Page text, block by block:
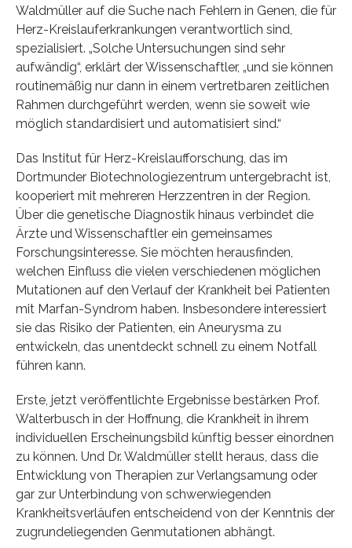
Waldmüller auf die Suche nach Fehlern in Genen, die für
Herz-Kreislauferkrankungen verantwortlich sind,
spezialisiert. „Solche Untersuchungen sind sehr
aufwändig“, erklärt der Wissenschaftler, „und sie können
routinemäßig nur dann in einem vertretbaren zeitlichen
Rahmen durchgeführt werden, wenn sie soweit wie
möglich standardisiert und automatisiert sind.“
Das Institut für Herz-Kreislaufforschung, das im
Dortmunder Biotechnologiezentrum untergebracht ist,
kooperiert mit mehreren Herzzentren in der Region.
Über die genetische Diagnostik hinaus verbindet die
Ärzte und Wissenschaftler ein gemeinsames
Forschungsinteresse. Sie möchten herausfinden,
welchen Einfluss die vielen verschiedenen möglichen
Mutationen auf den Verlauf der Krankheit bei Patienten
mit Marfan-Syndrom haben. Insbesondere interessiert
sie das Risiko der Patienten, ein Aneurysma zu
entwickeln, das unentdeckt schnell zu einem Notfall
führen kann.
Erste, jetzt veröffentlichte Ergebnisse bestärken Prof.
Walterbusch in der Hoffnung, die Krankheit in ihrem
individuellen Erscheinungsbild künftig besser einordnen
zu können. Und Dr. Waldmüller stellt heraus, dass die
Entwicklung von Therapien zur Verlangsamung oder
gar zur Unterbindung von schwerwiegenden
Krankheitsverläufen entscheidend von der Kenntnis der
zugrundeliegenden Genmutationen abhängt.